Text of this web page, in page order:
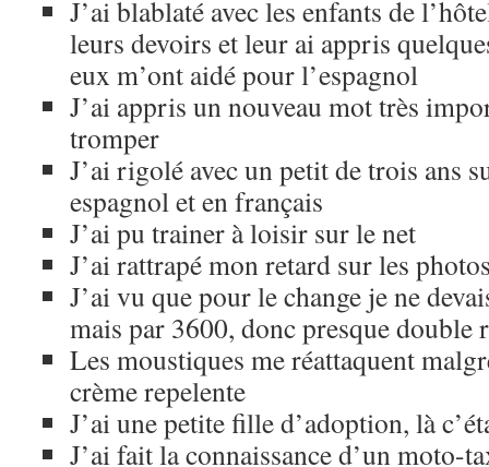
J’ai blablaté avec les enfants de
leurs devoirs et leur ai appris
eux m’ont aidé pour l’espagnol
J’ai appris un nouveau mot très
tromper
J’ai rigolé avec un petit de trois ans
espagnol et en français
J’ai pu trainer à loisir sur le net
J’ai rattrapé mon retard sur les
J’ai vu que pour le change je ne
mais par 3600, donc presque double
Les moustiques me réattaquent
crème repelente
J’ai une petite fille d’adoption, là
J’ai fait la connaissance d’un moto-